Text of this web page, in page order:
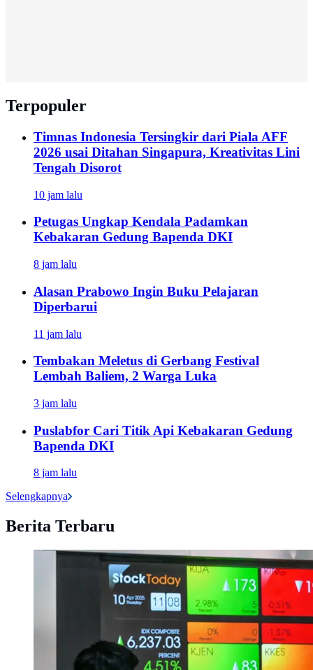
Terpopuler
Timnas Indonesia Tersingkir dari Piala AFF
2026 usai Ditahan Singapura, Kreativitas Lini
Tengah Disorot
10 jam lalu
Petugas Ungkap Kendala Padamkan
Kebakaran Gedung Bapenda DKI
8 jam lalu
Alasan Prabowo Ingin Buku Pelajaran
Diperbarui
11 jam lalu
Tembakan Meletus di Gerbang Festival
Lembah Baliem, 2 Warga Luka
3 jam lalu
Puslabfor Cari Titik Api Kebakaran Gedung
Bapenda DKI
8 jam lalu
Selengkapnya
Berita Terbaru